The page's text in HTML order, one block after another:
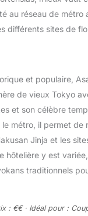
au réseau de métro
différents sites de
et populaire,
de vieux Tokyo
et son célèbre
métro, il permet de
Jinja et les
hôtelière y est
traditionnels
: €€ · Idéal pour :